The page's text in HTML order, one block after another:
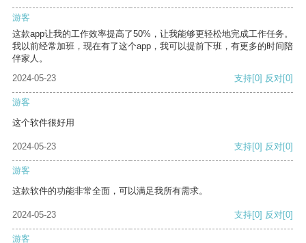
游客
这款app让我的工作效率提高了50%，让我能够更轻松地完成工作任务。
我以前经常加班，现在有了这个app，我可以提前下班，有更多的时间陪
伴家人。
2024-05-23
支持[0] 反对[0]
游客
这个软件很好用
2024-05-23 支持[0] 反对[0]
游客
这款软件的功能非常全面，可以满足我所有需求。
2024-05-23 支持[0] 反对[0]
游客